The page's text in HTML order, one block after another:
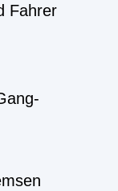
Fahrer